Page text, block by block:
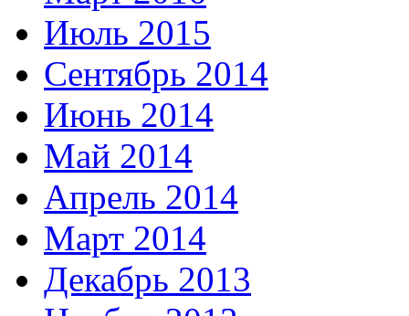
Июль 2015
Сентябрь 2014
Июнь 2014
Май 2014
Апрель 2014
Март 2014
Декабрь 2013